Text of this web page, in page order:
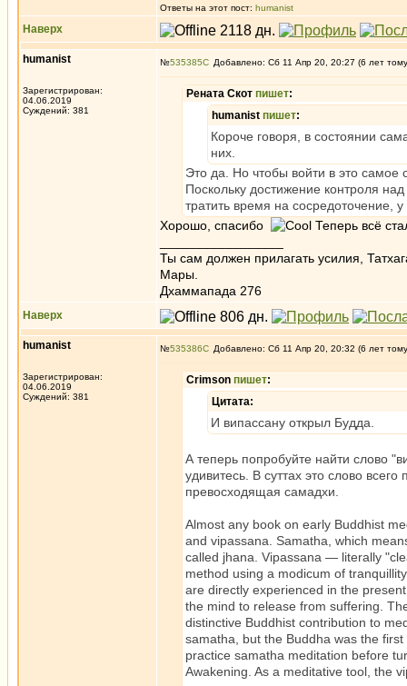
Ответы на этот пост: humanist
Наверх
humanist
Зарегистрирован:
04.06.2019
Суждений: 381
№535385 Добавлено: Сб 11 Апр 20, 20:27 (6 лет
Рената Скот пишет:
humanist пишет:
Короче говоря, в состоянии
них.
Это да. Но чтобы войти в это самое
Поскольку достижение контроля
тратить время на сосредоточение,
Хорошо, спасибо
Теперь всё
Ты сам должен прилагать усилия,
Мары.
Дхаммапада 276
Наверх
humanist
Зарегистрирован:
04.06.2019
Суждений: 381
№535386 Добавлено: Сб 11 Апр 20, 20:32 (6 лет
Crimson пишет:
Цитата:
И випассану открыл Будда.
А теперь попробуйте найти слово
удивитесь. В суттах это слово
превосходящая самадхи.
Almost any book on early Buddhist
and vipassana. Samatha, which
called jhana. Vipassana — literally
method using a modicum of
are directly experienced in the
the mind to release from suffering.
distinctive Buddhist contribution to
samatha, but the Buddha was the
practice samatha meditation before
Awakening. As a meditative tool, the